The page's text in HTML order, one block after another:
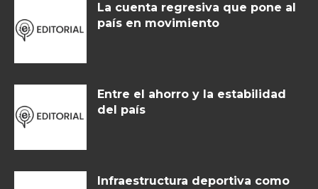
La cuenta regresiva que pone al
país en movimiento
Entre el ahorro y la estabilidad
del país
Infraestructura deportiva como